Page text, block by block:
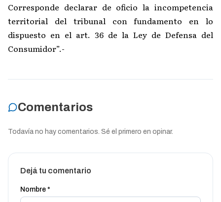
Corresponde declarar de oficio la incompetencia
territorial del tribunal con fundamento en lo
dispuesto en el art. 36 de la Ley de Defensa del
Consumidor”.-
Comentarios
Todavía no hay comentarios. Sé el primero en opinar.
Dejá tu comentario
Nombre *